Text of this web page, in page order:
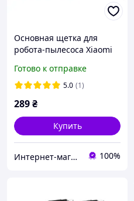
Основная щетка для
робота-пылесоса Xiaomi
2 Pro Ultra EU Dreame F9
D9 Pro D10 Plus L10 Z10 1
Готово к отправке
5.0 (1)
289₴
Купить
Интернет-магазин "UNISHOP" 100%